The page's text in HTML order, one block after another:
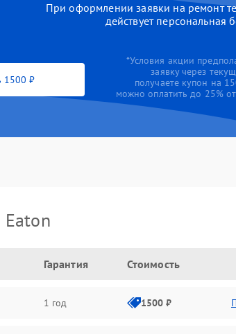
При оформлении заявки на ремонт
действует персональная
1500 ₽
*Условия акции
заявку через
получаете купон на
можно оплатить до 25%
Гарантия Стоимость
1 год 1500 ₽